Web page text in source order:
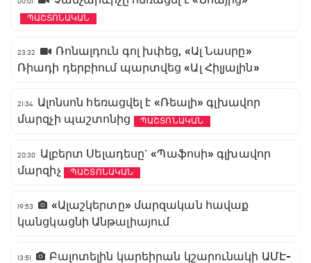
ՊԱՇՏՈՆԱԿԱՆ
23:32
Ռոնալդուն գոլ խփեց, «Ալ Նասրը»
Ռիադի դերբիում պարտվեց «Ալ Հիլյալին»
21:34 Ալոնսոն հեռացվել է «Ռեալի» գլխավոր
մարզչի պաշտոնից
ՊԱՇՏՈՆԱԿԱՆ
20:30
Ալբերտ Սելադեսը` «Պաֆոսի» գլխավոր
մարզիչ
ՊԱՇՏՈՆԱԿԱՆ
19:53
«Ալաշկերտը» մարզական հավաք
կանցկացնի Անթալիայում
13:51
Բալոտելին կարեիրան կշարունակի ԱՄԷ-